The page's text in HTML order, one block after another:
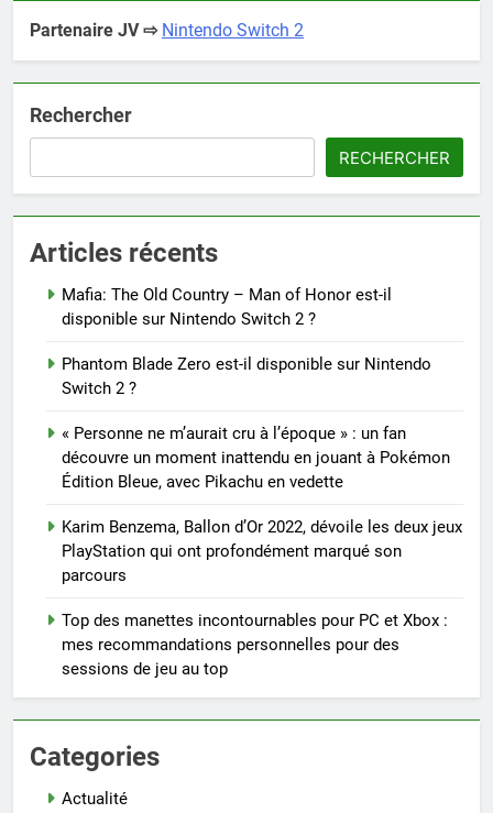
Partenaire JV ⇨ Nintendo Switch 2
Rechercher
RECHERCHER
Articles récents
Mafia: The Old Country – Man of Honor est-il
disponible sur Nintendo Switch 2 ?
Phantom Blade Zero est-il disponible sur Nintendo
Switch 2 ?
« Personne ne m’aurait cru à l’époque » : un fan
découvre un moment inattendu en jouant à Pokémon
Édition Bleue, avec Pikachu en vedette
Karim Benzema, Ballon d’Or 2022, dévoile les deux jeux
PlayStation qui ont profondément marqué son
parcours
Top des manettes incontournables pour PC et Xbox :
mes recommandations personnelles pour des
sessions de jeu au top
Categories
Actualité